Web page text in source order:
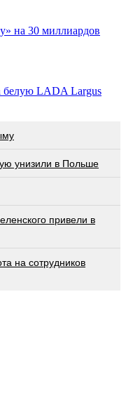
на 30 миллиардов
белую LADA Largus
унизили в Польше
привели в
на сотрудников